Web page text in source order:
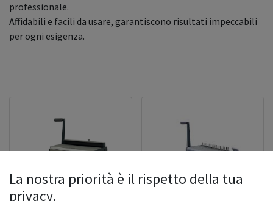
professionale.
Affidabili e facili da usare, garantiscono risultati impeccabili
per ogni esigenza.
La nostra priorità è il rispetto della tua
privacy.